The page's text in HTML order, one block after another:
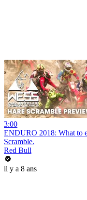
3:00
ENDURO 2018: What to
Scramble.
Red Bull
il y a 8 ans